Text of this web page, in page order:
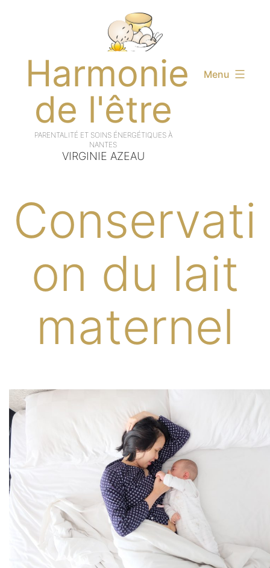
Harmonie
de l'être
VIRGINIE AZEAU
Menu
Conservati
on du lait
maternel